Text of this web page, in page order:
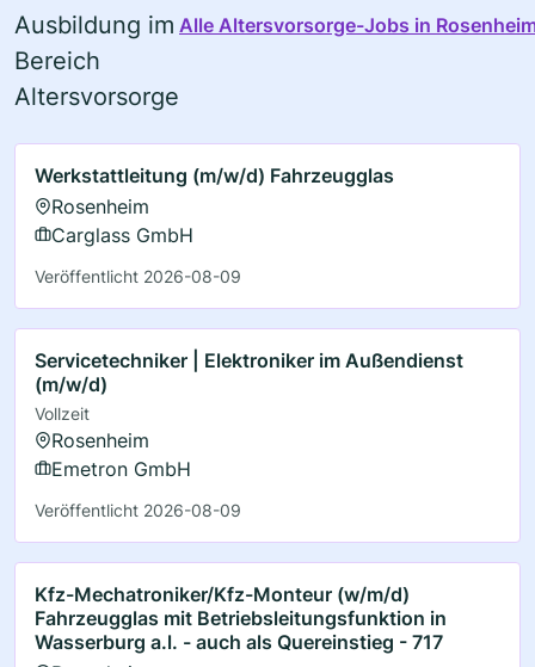
Ausbildung im
Bereich
Altersvorsorge
Alle Altersvorsorge-Jobs in
Werkstattleitung (m/w/d) Fahrzeugglas
Rosenheim
Carglass GmbH
Veröffentlicht 2026-08-09
Servicetechniker | Elektroniker im Außendienst
(m/w/d)
Vollzeit
Rosenheim
Emetron GmbH
Veröffentlicht 2026-08-09
Kfz-Mechatroniker/Kfz-Monteur (w/m/d)
Fahrzeugglas mit Betriebsleitungsfunktion in
Wasserburg a.l. - auch als Quereinstieg - 717